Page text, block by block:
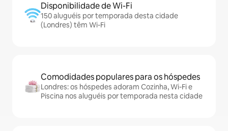
Disponibilidade de Wi-Fi
150 aluguéis por temporada desta cidade
(Londres) têm Wi-Fi
Comodidades populares para os hóspedes
Londres: os hóspedes adoram Cozinha, Wi-Fi e
Piscina nos aluguéis por temporada nesta cidade